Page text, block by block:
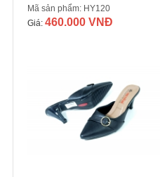
Mã sản phẩm: HY120
Giá: 460.000 VNĐ